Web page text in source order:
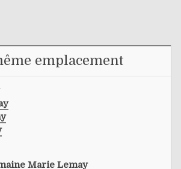
emplacement
Marie Lemay